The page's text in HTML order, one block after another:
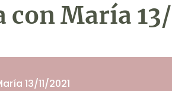
con María
13/11/2021